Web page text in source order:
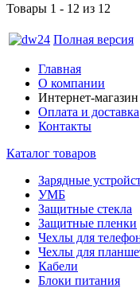
Товары 1 - 12 из 12
Полная версия
Главная
О компании
Интернет-магазин
Оплата и доставка
Контакты
Каталог товаров
Зарядные
УМБ
Защитные стекла
Защитные пленки
Чехлы для
Чехлы для
Кабели
Блоки питания